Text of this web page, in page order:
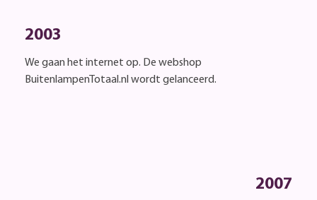
2003
We gaan het internet op. De webshop
BuitenlampenTotaal.nl wordt gelanceerd.
2007